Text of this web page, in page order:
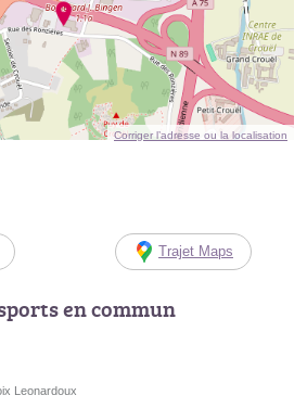
Corriger l’adresse ou la localisation
Trajet Maps
en commun
Leonardoux